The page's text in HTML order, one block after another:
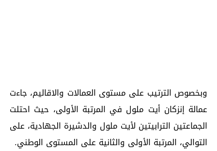
وبخصوص الترتيب على مستوى العمالات والاقاليم، جاءت
عمالة إنزكان أيت ملول في المرتبة الأولى، حيث احتلت
الجماعتين الترابيتين لأيت ملول والدشيرة الجهادية، على
التوالي، المرتبة الأولى والثانية على المستوى الوطني.